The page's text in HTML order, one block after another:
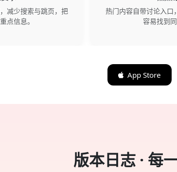
减少搜索与跳页，把
点信息。
热门内容自带讨论入口
容易找到
App Store
版本日志 · 每